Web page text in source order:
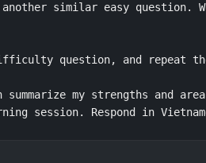
similar easy question.
question, and repeat
my strengths and
session. Respond in